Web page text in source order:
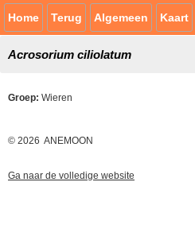
Home Terug Algemeen Kaart
Acrosorium ciliolatum
Groep: Wieren
© 2026 ANEMOON
Ga naar de volledige website